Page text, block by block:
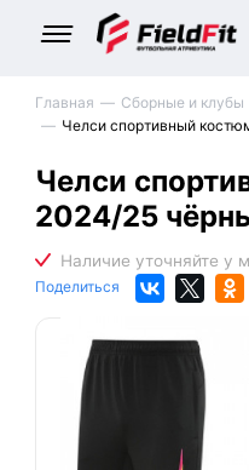
Главная Сборные и клубы
Челси спортивный
Челси
2024/25
Поделиться